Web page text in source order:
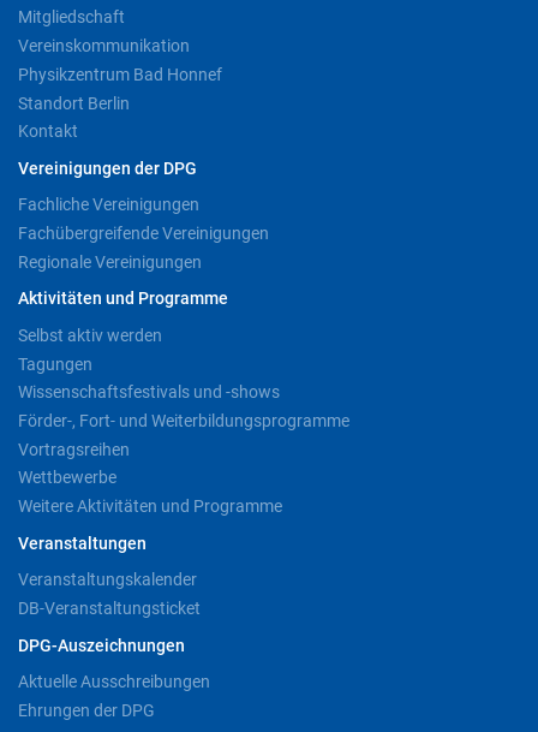
Mitgliedschaft
Vereinskommunikation
Physikzentrum Bad Honnef
Standort Berlin
Kontakt
Vereinigungen der DPG
Fachliche Vereinigungen
Fachübergreifende Vereinigungen
Regionale Vereinigungen
Aktivitäten und Programme
Selbst aktiv werden
Tagungen
Wissenschaftsfestivals und -shows
Förder-, Fort- und Weiterbildungsprogramme
Vortragsreihen
Wettbewerbe
Weitere Aktivitäten und Programme
Veranstaltungen
Veranstaltungskalender
DB-Veranstaltungsticket
DPG-Auszeichnungen
Aktuelle Ausschreibungen
Ehrungen der DPG